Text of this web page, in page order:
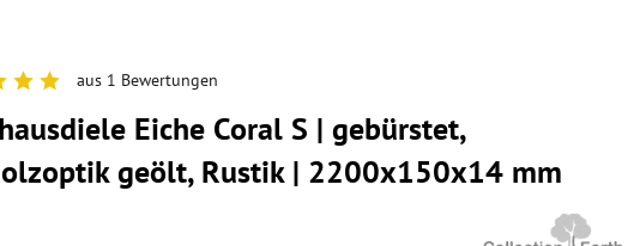
aus 1 Bewertungen
Eiche Coral S | gebürstet,
geölt, Rustik | 2200x150x14 mm